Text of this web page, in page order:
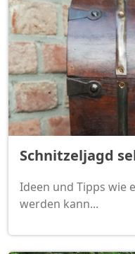
Schnitzeljagd
Ideen und Tipps wie
werden kann...